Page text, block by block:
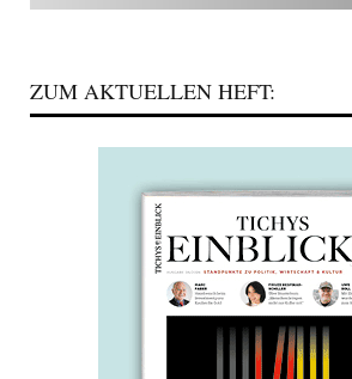
ZUM AKTUELLEN HEFT: